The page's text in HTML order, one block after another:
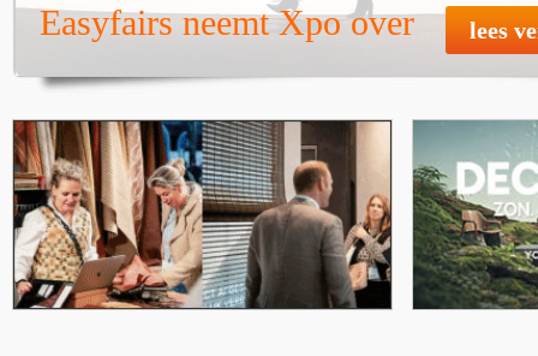
Easyfairs neemt Xpo over lees